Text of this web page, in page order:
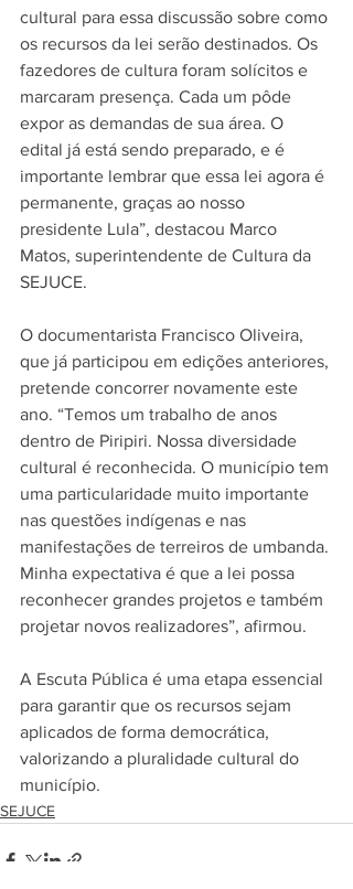
cultural para essa discussão sobre como
os recursos da lei serão destinados. Os
fazedores de cultura foram solícitos e
marcaram presença. Cada um pôde
expor as demandas de sua área. O
edital já está sendo preparado, e é
importante lembrar que essa lei agora é
permanente, graças ao nosso
presidente Lula”, destacou Marco
Matos, superintendente de Cultura da
SEJUCE.
O documentarista Francisco Oliveira,
que já participou em edições anteriores,
pretende concorrer novamente este
ano. “Temos um trabalho de anos
dentro de Piripiri. Nossa diversidade
cultural é reconhecida. O município tem
uma particularidade muito importante
nas questões indígenas e nas
manifestações de terreiros de umbanda.
Minha expectativa é que a lei possa
reconhecer grandes projetos e também
projetar novos realizadores”, afirmou.
A Escuta Pública é uma etapa essencial
para garantir que os recursos sejam
aplicados de forma democrática,
valorizando a pluralidade cultural do
município.
SEJUCE